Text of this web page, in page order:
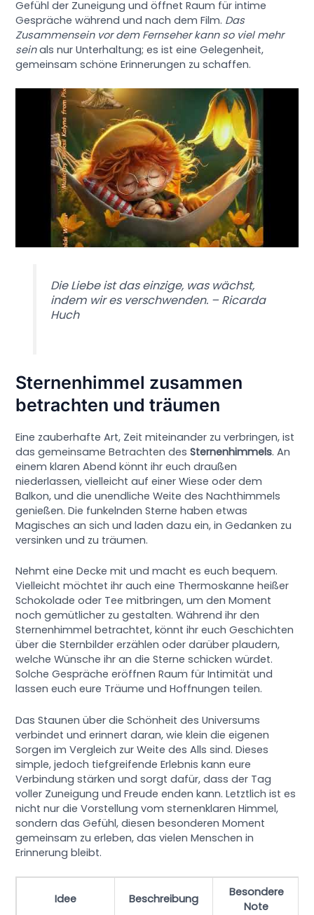
Gefühl der Zuneigung und öffnet Raum für intime
Gespräche während und nach dem Film. Das
Zusammensein vor dem Fernseher kann so viel mehr
seinals nur Unterhaltung; es ist eine Gelegenheit,
gemeinsam schöne Erinnerungen zu schaffen.
Die Liebe ist das einzige, was wächst,
indem wir es verschwenden. – Ricarda
Huch
Sternenhimmel zusammen
betrachten und träumen
Eine zauberhafte Art, Zeit miteinander zu verbringen, ist
das gemeinsame Betrachten desSternenhimmels. An
einem klaren Abend könnt ihr euch draußen
niederlassen, vielleicht auf einer Wiese oder dem
Balkon, und die unendliche Weite des Nachthimmels
genießen. Die funkelnden Sterne haben etwas
Magisches an sich und laden dazu ein, in Gedanken zu
versinken und zu träumen.
Nehmt eine Decke mit und macht es euch bequem.
Vielleicht möchtet ihr auch eine Thermoskanne heißer
Schokolade oder Tee mitbringen, um den Moment
noch gemütlicher zu gestalten. Während ihr den
Sternenhimmel betrachtet, könnt ihr euch Geschichten
über die Sternbilder erzählen oder darüber plaudern,
welche Wünsche ihr an die Sterne schicken würdet.
Solche Gespräche eröffnen Raum für Intimität und
lassen euch eure Träume und Hoffnungen teilen.
Das Staunen über die Schönheit des Universums
verbindet und erinnert daran, wie klein die eigenen
Sorgen im Vergleich zur Weite des Alls sind. Dieses
simple, jedoch tiefgreifende Erlebnis kann eure
Verbindung stärken und sorgt dafür, dass der Tag
voller Zuneigung und Freude enden kann. Letztlich ist es
nicht nur die Vorstellung vom sternenklaren Himmel,
sondern das Gefühl, diesen besonderen Moment
gemeinsam zu erleben, das vielen Menschen in
Erinnerung bleibt.
Idee Beschreibung
Besondere
Note